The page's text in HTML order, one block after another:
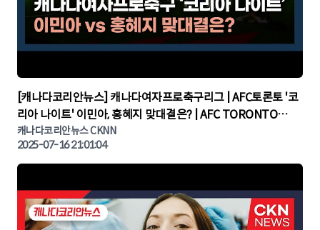
▶
[캐나다코리안뉴스] 캐나다여자프로축구리그 | AFC토론토 '코
리아 나이트' 이민아, 홍혜지 맞대결은? | AFC TORONTO
KOREA NIGHT | 캐나다뉴스 | 토론토뉴스
캐나다코리안뉴스 CKNN
2025-07-16 21:01:04